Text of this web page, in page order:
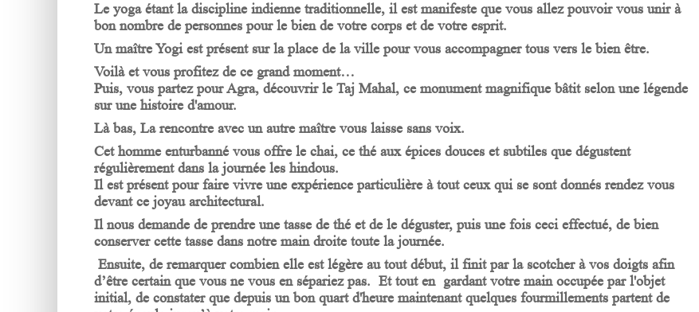
Le yoga étant la discipline indienne traditionnelle, il est manifeste que vous allez pouvoir vous unir à
bon nombre de personnes pour le bien de votre corps et de votre esprit.
Un maître Yogi est présent sur la place de la ville pour vous accompagner tous vers le bien être.
Voilà et vous profitez de ce grand moment…
Puis, vous partez pour Agra, découvrir le Taj Mahal, ce monument magnifique bâtit selon une légende
sur une histoire d'amour.
Là bas, La rencontre avec un autre maître vous laisse sans voix.
Cet homme enturbanné vous offre le chai, ce thé aux épices douces et subtiles que dégustent
régulièrement dans la journée les hindous.
Il est présent pour faire vivre une expérience particulière à tout ceux qui se sont donnés rendez vous
devant ce joyau architectural.
Il nous demande de prendre une tasse de thé et de le déguster, puis une fois ceci effectué, de bien
conserver cette tasse dans notre main droite toute la journée.
Ensuite, de remarquer combien elle est légère au tout début, il finit par la scotcher à vos doigts afin
d’être certain que vous ne vous en sépariez pas. Et tout en gardant votre main occupée par l'objet
initial, de constater que depuis un bon quart d'heure maintenant quelques fourmillements partent de